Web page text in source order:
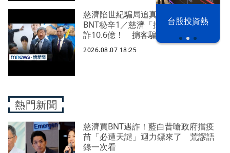
漢光42演習 台股投資熱
慈濟陷世紀騙局追真相 還原採購
BNT秘辛1／慈濟「採購BNT疫苗」遭
詐10.6億！ 掮客騙「曾和鴻海合
作」
2026.08.07 18:25
熱門新聞
慈濟買BNT遇詐！藍白昔嗆政府擋疫
苗「必遭天譴」迴力鏢來了 荒謬語
錄一次看